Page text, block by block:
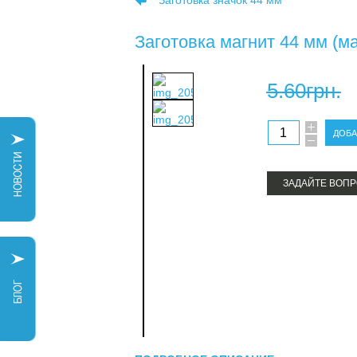
Заготовка магнит 44 мм
5.60грн.
ЗАДАЙТЕ